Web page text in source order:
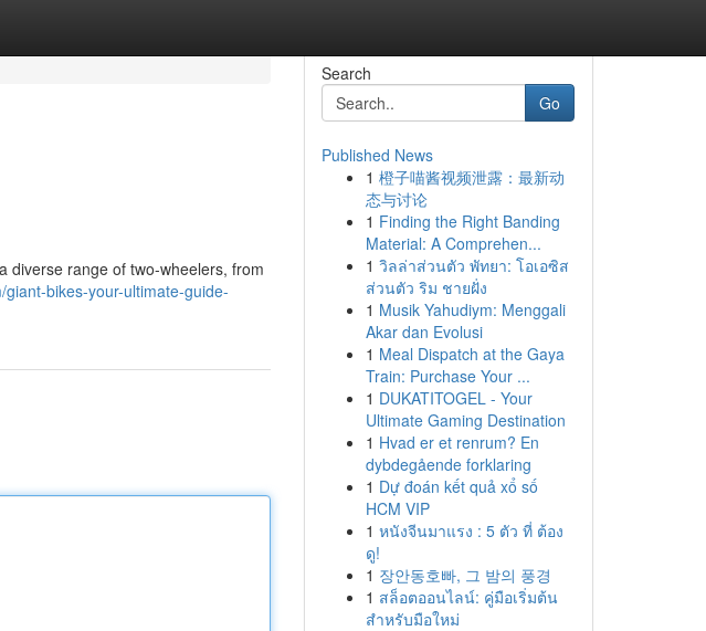
diverse range of two-wheelers, from
bikes-your-ultimate-guide-
Search
Go
Published News
1 橙子喵酱视频泄露：最新动
态与讨论
1 Finding the Right Banding
Material: A Comprehen...
1 วิลล่าส่วนตัว พัทยา: โอเอซิส
ส่วนตัว ริม ชายฝั่ง
1 Musik Yahudiym: Menggali
Akar dan Evolusi
1 Meal Dispatch at the Gaya
Train: Purchase Your ...
1 DUKATITOGEL - Your
Ultimate Gaming Destination
1 Hvad er et renrum? En
dybdegående forklaring
1 Dự đoán kết quả xổ số
HCM VIP
1 หนังจีนมาแรง : 5 ตัว ที่ ต้อง
ดู!
1 장안동호빠, 그 밤의 풍경
1 สล็อตออนไลน์: คู่มือเริ่มต้น
สำหรับมือใหม่